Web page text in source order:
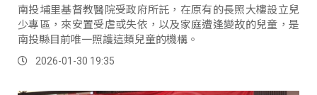
南投埔里基督教醫院受政府所託，在原有的長照大樓設立兒
少專區，來安置受虐或失依，以及家庭遭逢變故的兒童，是
南投縣目前唯一照護這類兒童的機構。
2026-01-30 19:35